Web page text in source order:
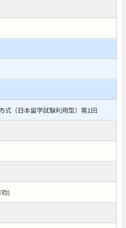
式（日本留学試験利用型）第1回
)